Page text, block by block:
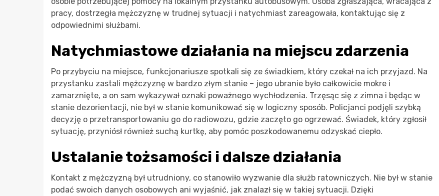
pracy, dostrzegła mężczyznę w trudnej sytuacji i natychmiast zareagowała, kontaktując się z
odpowiednimi służbami.
Natychmiastowe działania na miejscu zdarzenia
Po przybyciu na miejsce, funkcjonariusze spotkali się ze świadkiem, który czekał na ich przyjazd. Na
przystanku zastali mężczyznę w bardzo złym stanie – jego ubranie było całkowicie mokre i
zamarznięte, a on sam wykazywał oznaki poważnego wychłodzenia. Trzęsąc się z zimna i będąc w
stanie dezorientacji, nie był w stanie komunikować się w logiczny sposób. Policjanci podjęli szybką
decyzję o przetransportowaniu go do radiowozu, gdzie zaczęto go ogrzewać. Świadek, który zgłosił
sytuację, przyniósł również suchą kurtkę, aby pomóc poszkodowanemu odzyskać ciepło.
Ustalanie tożsamości i dalsze działania
Kontakt z mężczyzną był utrudniony, co stanowiło wyzwanie dla służb ratowniczych. Nie był w stanie
podać swoich danych osobowych ani wyjaśnić, jak znalazł się w takiej sytuacji. Dzięki